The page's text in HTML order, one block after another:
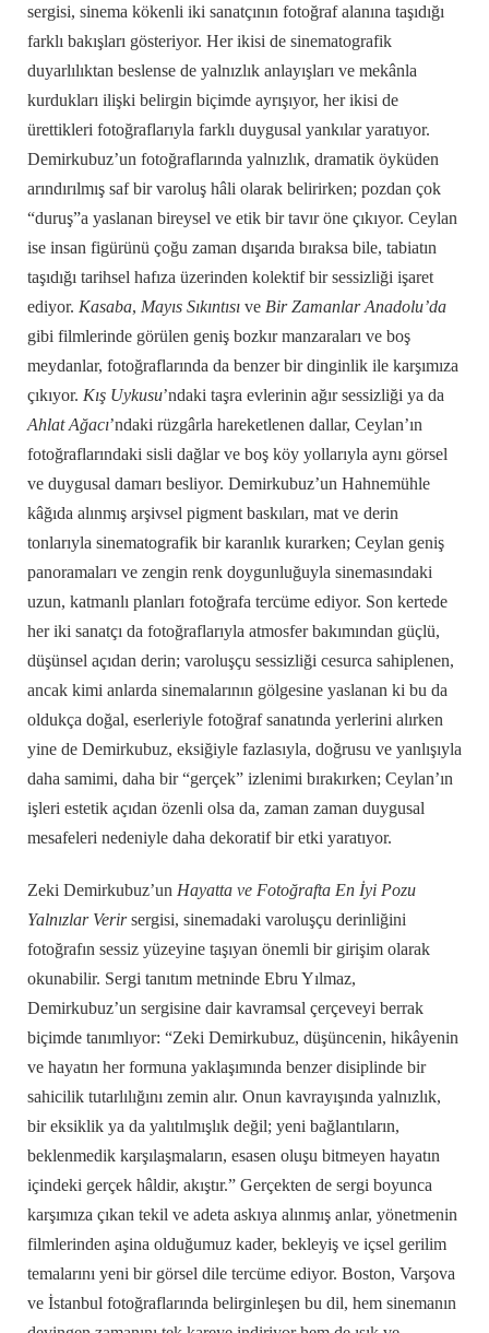
sergisi, sinema kökenli iki sanatçının fotoğraf alanına taşıdığı
farklı bakışları gösteriyor. Her ikisi de sinematografik
duyarlılıktan beslense de yalnızlık anlayışları ve mekânla
kurdukları ilişki belirgin biçimde ayrışıyor, her ikisi de
ürettikleri fotoğraflarıyla farklı duygusal yankılar yaratıyor.
Demirkubuz’un fotoğraflarında yalnızlık, dramatik öyküden
arındırılmış saf bir varoluş hâli olarak belirirken; pozdan çok
“duruş”a yaslanan bireysel ve etik bir tavır öne çıkıyor. Ceylan
ise insan figürünü çoğu zaman dışarıda bıraksa bile, tabiatın
taşıdığı tarihsel hafıza üzerinden kolektif bir sessizliği işaret
ediyor. Kasaba, Mayıs Sıkıntısı ve Bir Zamanlar Anadolu’da
gibi filmlerinde görülen geniş bozkır manzaraları ve boş
meydanlar, fotoğraflarında da benzer bir dinginlik ile karşımıza
çıkıyor. Kış Uykusu’ndaki taşra evlerinin ağır sessizliği ya da
Ahlat Ağacı’ndaki rüzgârla hareketlenen dallar, Ceylan’ın
fotoğraflarındaki sisli dağlar ve boş köy yollarıyla aynı görsel
ve duygusal damarı besliyor. Demirkubuz’un Hahnemühle
kâğıda alınmış arşivsel pigment baskıları, mat ve derin
tonlarıyla sinematografik bir karanlık kurarken; Ceylan geniş
panoramaları ve zengin renk doygunluğuyla sinemasındaki
uzun, katmanlı planları fotoğrafa tercüme ediyor. Son kertede
her iki sanatçı da fotoğraflarıyla atmosfer bakımından güçlü,
düşünsel açıdan derin; varoluşçu sessizliği cesurca sahiplenen,
ancak kimi anlarda sinemalarının gölgesine yaslanan ki bu da
oldukça doğal, eserleriyle fotoğraf sanatında yerlerini alırken
yine de Demirkubuz, eksiğiyle fazlasıyla, doğrusu ve yanlışıyla
daha samimi, daha bir “gerçek” izlenimi bırakırken; Ceylan’ın
işleri estetik açıdan özenli olsa da, zaman zaman duygusal
mesafeleri nedeniyle daha dekoratif bir etki yaratıyor.
Zeki Demirkubuz’un Hayatta ve Fotoğrafta En İyi Pozu
Yalnızlar Verirsergisi, sinemadaki varoluşçu derinliğini
fotoğrafın sessiz yüzeyine taşıyan önemli bir girişim olarak
okunabilir. Sergi tanıtım metninde Ebru Yılmaz,
Demirkubuz’un sergisine dair kavramsal çerçeveyi berrak
biçimde tanımlıyor: “Zeki Demirkubuz, düşüncenin, hikâyenin
ve hayatın her formuna yaklaşımında benzer disiplinde bir
sahicilik tutarlılığını zemin alır. Onun kavrayışında yalnızlık,
bir eksiklik ya da yalıtılmışlık değil; yeni bağlantıların,
beklenmedik karşılaşmaların, esasen oluşu bitmeyen hayatın
içindeki gerçek hâldir, akıştır.” Gerçekten de sergi boyunca
karşımıza çıkan tekil ve adeta askıya alınmış anlar, yönetmenin
filmlerinden aşina olduğumuz kader, bekleyiş ve içsel gerilim
temalarını yeni bir görsel dile tercüme ediyor. Boston, Varşova
ve İstanbul fotoğraflarında belirginleşen bu dil, hem sinemanın